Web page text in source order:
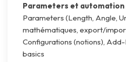
Parameters et automation
Parameters (Length, Angle,
mathématiques, export/
Configurations (notions),
basics